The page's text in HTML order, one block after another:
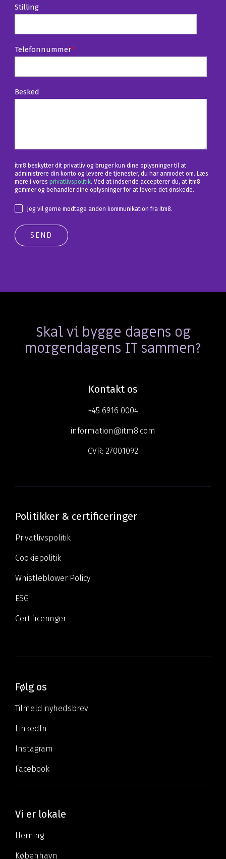
Stilling
Telefonnummer*
Besked
itm8 beskytter dit privatliv og bruger kun dine oplysninger til at
administrere din konto og levere de tjenester, du har anmodet om. Læs
mere i vores privatlivspolitik. Ved at indsende accepterer du, at itm8
gemmer og behandler dine oplysninger for at levere det ønskede.
Jeg vil gerne modtage anden kommunikation fra itm8.
Skal vi bygge dagens og
morgendagens IT sammen?
Kontakt os
+45 6916 0004
information@itm8.com
CVR: 27001092
Politikker & certificeringer
Privatlivspolitik
Cookiepolitik
Whistleblower Policy
ESG
Certificeringer
Følg os
Tilmeld nyhedsbrev
LinkedIn
Instagram
Facebook
Vi er lokale
Herning
København